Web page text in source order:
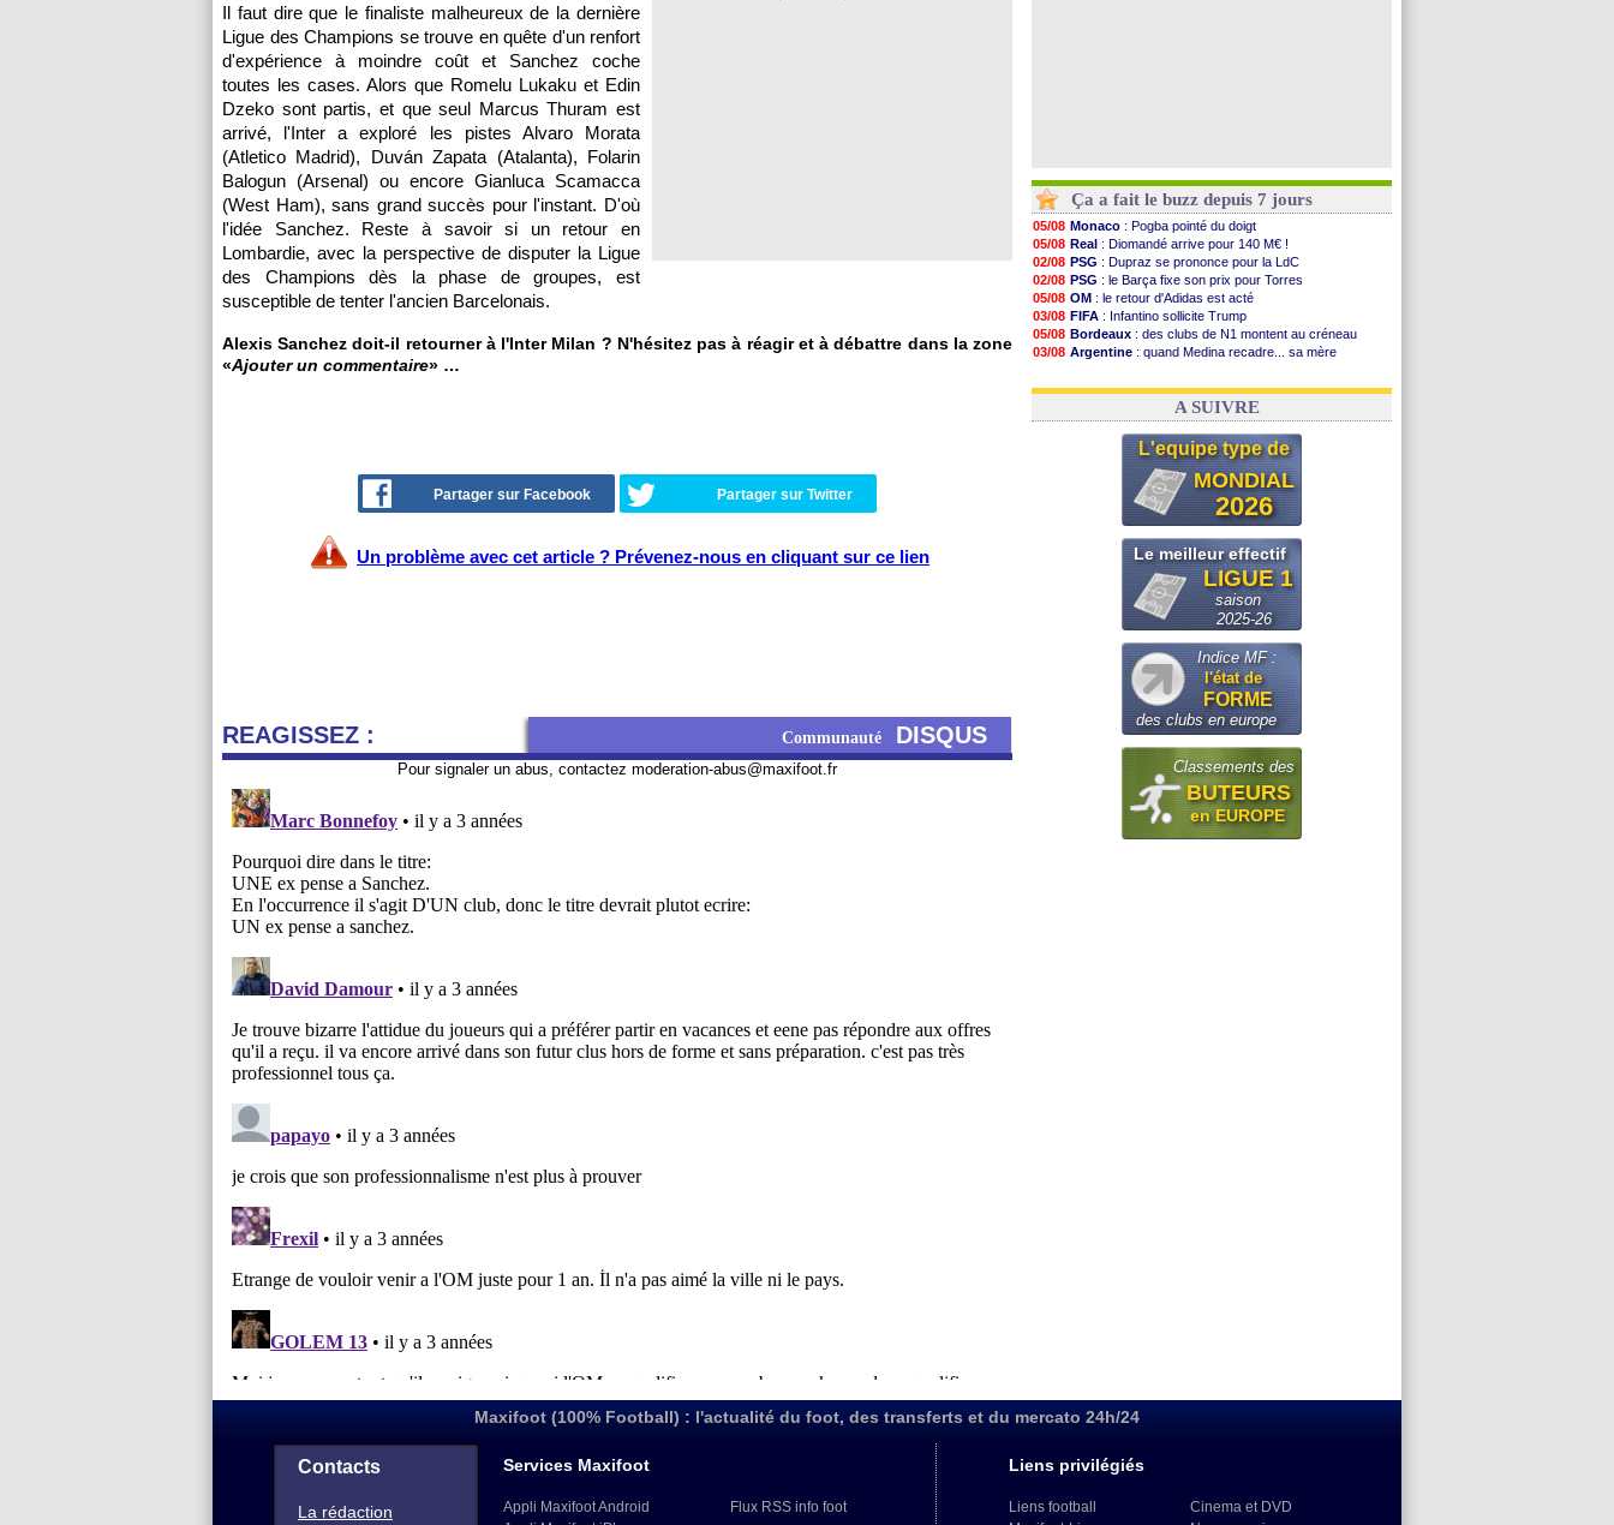
Il faut dire que le finaliste malheureux de la dernière
Ligue des Champions se trouve en quête d'un renfort
d'expérience à moindre coût et Sanchez coche
toutes les cases. Alors que Romelu Lukaku et Edin
Dzeko sont partis, et que seul Marcus Thuram est
arrivé, l'Inter a exploré les pistes Alvaro Morata
(Atletico Madrid), Duván Zapata (Atalanta), Folarin
Balogun (Arsenal) ou encore Gianluca Scamacca
(West Ham), sans grand succès pour l'instant. D'où
l'idée Sanchez. Reste à savoir si un retour en
Lombardie, avec la perspective de disputer la Ligue
des Champions dès la phase de groupes, est
susceptible de tenter l'ancien Barcelonais.
Alexis Sanchez doit-il retourner à l'Inter Milan ? N'hésitez pas à réagir et à débattre dans la zone
«Ajouter un commentaire» …
Partager sur Facebook Partager sur Twitter
Un problème avec cet article ? Prévenez-nous en cliquant sur ce lien
REAGISSEZ : Communauté DISQUS
Pour signaler un abus, contactez moderation-abus@maxifoot.fr
Ça a fait le buzz depuis 7 jours
05/08 Monaco : Pogba pointé du doigt
05/08 Real : Diomandé arrive pour 140 M€ !
02/08 PSG : Dupraz se prononce pour la LdC
02/08 PSG : le Barça fixe son prix pour Torres
05/08 OM : le retour d'Adidas est acté
03/08 FIFA : Infantino sollicite Trump
05/08 Bordeaux : des clubs de N1 montent au créneau
03/08 Argentine : quand Medina recadre... sa mère
06/08 OM: le club prêt à libérer Kondogbia ?
A SUIVRE
L'equipe type de
MONDIAL
2026
Le meilleur effectif
LIGUE 1
saison
2025-26
Indice MF :
l'état de
FORME
des clubs en europe
Classements des
BUTEURS
en EUROPE
Maxifoot (100% Football) : l'actualité du foot, des transferts et du mercato 24h/24
Contacts
La rédaction
Services Maxifoot
Appli Maxifoot Android
Flux RSS info foot
Liens privilégiés
Liens football
Cinema et DVD